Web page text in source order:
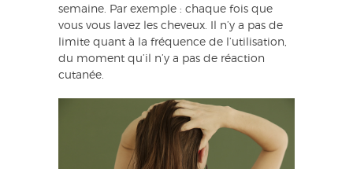
semaine. Par exemple : chaque fois que
vous vous lavez les cheveux. Il n’y a pas de
limite quant à la fréquence de l’utilisation,
du moment qu’il n’y a pas de réaction
cutanée.